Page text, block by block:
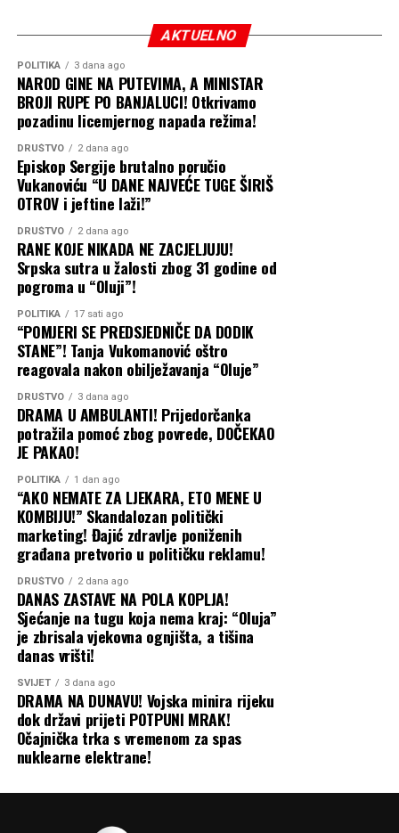
Puhovca, Šulić je kratko rekao: „Ja mislim da je Vlada
Podsjećamo, Elek je 12. jula naveče smijenjen sa funkcije
direktora „Sarajevo-gasa“ nakon što su svi članovi
Upravnog odbora po nalogu lidera SNSD-a Milorada
Dodika glasali za njegovu smjenu.
Mediji bliski vlasti tada su objavili i da je isključen iz
SNSD-a i da će biti uklonjen i sa funkcije v.d. predsjednika
Nadzornog odbora OC „Jahorina“.
Nijedna od tih smjena još nije realizovana, a CAPITAL je
prije desetak dana objavio da je Elek podnio tužbu pred
Osnovnim sudom u Sokocu i tražio poništenje odluke o
njegovoj smjeni sa mjesta generalnog direktora
Sarajevo-gasa. Sud mu je izašao u susret i donio
privremenu mjeru kojom se zabranjuje sprovođenje
odluke Upravnog odbora „Sarajevo-gasa“ o njegovoj
smjeni.
Eleku i njegovim poslovnim potezima pogotovo u vezi sa
javnim nabavkama OC Jahorina, što je privuklo i pažnju
Tužilaštva BiH. Branio se uglavnom lažima i klevetom,
zbog čega je pravosnažno osuđen i suočen sa još
nekoliko tužbi.
Capital
AKTUELNO
POLITIKA 3 dana ago
NAROD GINE NA PUTEVIMA, A MINISTAR
BROJI RUPE PO BANJALUCI! Otkrivamo
pozadinu licemjernog napada režima!
DRUŠTVO 2 dana ago
Episkop Sergije brutalno poručio
Vukanoviću “U DANE NAJVEĆE TUGE ŠIRIŠ
OTROV i jeftine laži!”
DRUŠTVO 2 dana ago
RANE KOJE NIKADA NE ZACJELJUJU!
Srpska sutra u žalosti zbog 31 godine od
pogroma u “Oluji”!
POLITIKA 17 sati ago
“POMJERI SE PREDSJEDNIČE DA DODIK
STANE”! Tanja Vukomanović oštro
reagovala nakon obilježavanja “Oluje”
DRUŠTVO 3 dana ago
DRAMA U AMBULANTI! Prijedorčanka
potražila pomoć zbog povrede, DOČEKAO
JE PAKAO!
POLITIKA 1 dan ago
“AKO NEMATE ZA LJEKARA, ETO MENE U
KOMBIJU!” Skandalozan politički
marketing! Đajić zdravlje poniženih
građana pretvorio u političku reklamu!
DRUŠTVO 2 dana ago
DANAS ZASTAVE NA POLA KOPLJA!
Sjećanje na tugu koja nema kraj: “Oluja”
je zbrisala vjekovna ognjišta, a tišina
danas vrišti!
SVIJET 3 dana ago
DRAMA NA DUNAVU! Vojska minira rijeku
dok državi prijeti POTPUNI MRAK!
Očajnička trka s vremenom za spas
nuklearne elektrane!